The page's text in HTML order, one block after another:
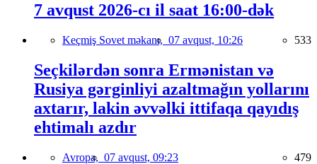
7 avqust 2026-cı il saat 16:00-dək
Keçmiş Sovet məkanı, 07 avqust, 10:26 533
Seçkilərdən sonra Ermənistan və
Rusiya gərginliyi azaltmağın yollarını
axtarır, lakin əvvəlki ittifaqa qayıdış
ehtimalı azdır
Avropa, 07 avqust, 09:23 479